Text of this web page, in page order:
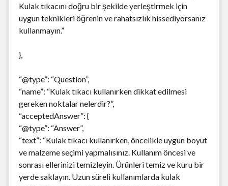
Kulak tıkacını doğru bir şekilde yerleştirmek için
uygun teknikleri öğrenin ve rahatsızlık hissediyorsanız
kullanmayın.”
},
“@type”: “Question”,
“name”: “Kulak tıkacı kullanırken dikkat edilmesi
gereken noktalar nelerdir?”,
“acceptedAnswer”: {
“@type”: “Answer”,
“text”: “Kulak tıkacı kullanırken, öncelikle uygun boyut
ve malzeme seçimi yapmalısınız. Kullanım öncesi ve
sonrası ellerinizi temizleyin. Ürünleri temiz ve kuru bir
yerde saklayın. Uzun süreli kullanımlarda kulak